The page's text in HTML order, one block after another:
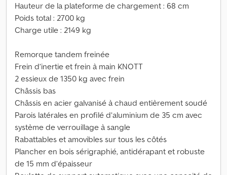
Hauteur de la plateforme de chargement : 68 cm
Poids total : 2700 kg
Charge utile : 2149 kg
Remorque tandem freinée
Frein d’inertie et frein à main KNOTT
2 essieux de 1350 kg avec frein
Châssis bas
Châssis en acier galvanisé à chaud entièrement soudé
Parois latérales en profilé d’aluminium de 35 cm avec
système de verrouillage à sangle
Rabattables et amovibles sur tous les côtés
Plancher en bois sérigraphié, antidérapant et robuste
de 15 mm d’épaisseur